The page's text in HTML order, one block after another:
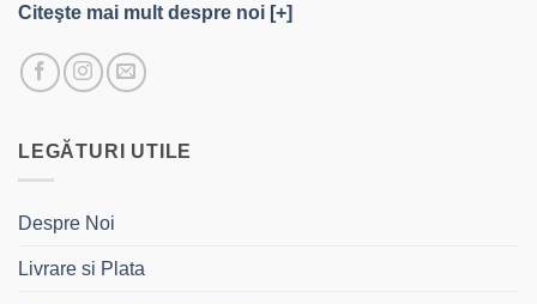
Citeşte mai mult despre noi [+]
LEGĂTURI UTILE
Despre Noi
Livrare si Plata